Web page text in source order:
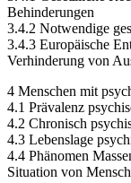
Behinderungen
3.4.2 Notwendige
3.4.3 Europäische
Verhinderung von
4 Menschen mit
4.1 Prävalenz
4.2 Chronisch
4.3 Lebenslage
4.4 Phänomen
Situation von